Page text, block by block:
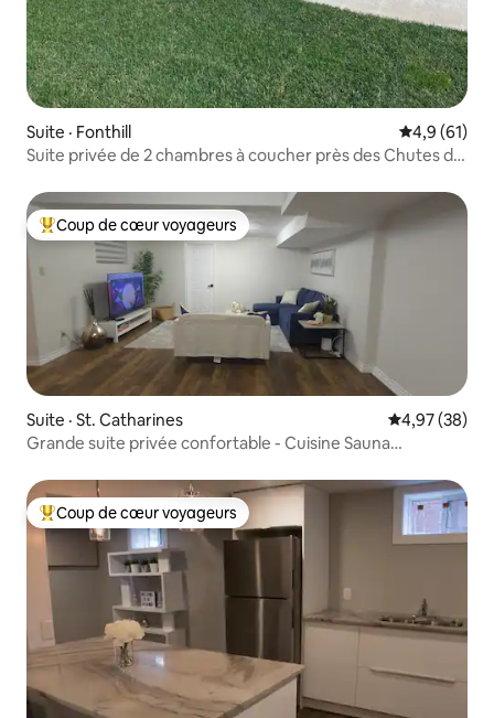
Suite · Fonthill Note
4,9 (61)
Suite privée de 2 chambres à coucher près des Chutes du
Coup de cœur voyageurs parmi les plus aimés
Coup de cœur voyageurs
Suite · St. Catharines Note
4,97 (38)
Grande suite privée confortable - Cuisine Sauna
Coup de cœur voyageurs parmi les plus aimés
Coup de cœur voyageurs